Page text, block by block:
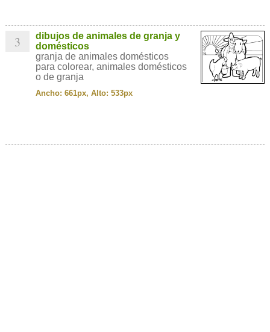
3
dibujos de animales de granja y
domésticos
granja de animales domésticos
para colorear, animales domésticos
o de granja
Ancho: 661px, Alto: 533px